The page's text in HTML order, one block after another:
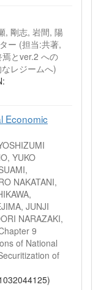
, 剛志, 岩間, 陽
ー (担当:共著,
とver.2 への
レジームへ)
Economic
YUKO
NAKATANI,
JUNJI
NARAZAKI,
9
of National
of